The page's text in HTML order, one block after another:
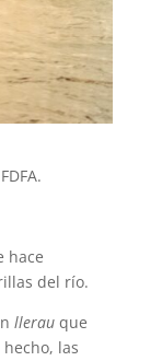
hace
del río.
llerauque
las